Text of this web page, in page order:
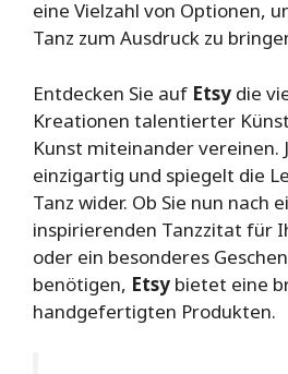
eine Vielzahl von Optionen,
Tanz zum Ausdruck zu
Entdecken Sie auf Etsy die
Kreationen talentierter
Kunst miteinander vereinen.
einzigartig und spiegelt die
Tanz wider. Ob Sie nun nach
inspirierenden Tanzzitat für
oder ein besonderes
benötigen, Etsy bietet eine
handgefertigten Produkten.